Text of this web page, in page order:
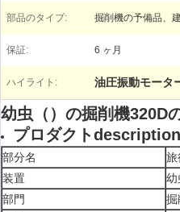
部品のタイプ: 掘削機の予備品、
保証: 6 ヶ月
ハイライト: 油圧振動モータ
幼虫（）の掘削機320D
プロダクトdescription
部分名
旅
装置
幼
部門
掘